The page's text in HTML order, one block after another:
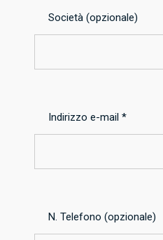
Società (opzionale)
Indirizzo e-mail *
N. Telefono (opzionale)